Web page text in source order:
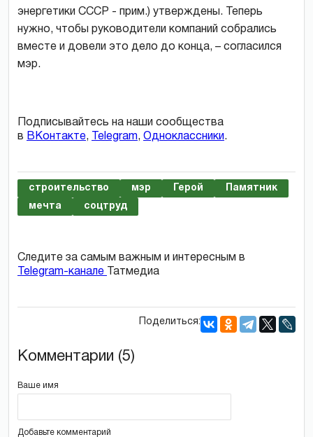
энергетики СССР - прим.) утверждены. Теперь
нужно, чтобы руководители компаний собрались
вместе и довели это дело до конца, – согласился
мэр.
Подписывайтесь на наши сообщества
в ВКонтакте, Telegram, Одноклассники.
строительство мэр Герой
Памятник
мечта
соцтруд
Следите за самым важным и интересным в
Telegram-канале
Татмедиа
Поделиться:
Комментарии (5)
Ваше имя
Добавьте комментарий